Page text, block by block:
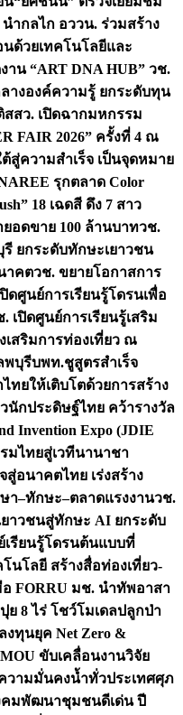
ำกลไก อววน. ร่วมสร้าง
ด้วยเทคโนโลยีและ
าน “ART DNA HUB” วช.
างองค์ความรู้ ยกระดับทุน
สสว. เปิดฉากมหกรรม
FAIR 2026” ครั้งที่ 4 ณ
สู่ความสำเร็จ เป็นจุดหมาย
รุกตลาด Color
18 เฉดสี ดึง 7 สาว
ยอดขาย 100 ล้านบาทวช.
ยกระดับทักษะเยาวชน
าคตวช. ขยายโอกาสการ
ดศูนย์การเรียนรู้โดรนเพื่อ
. เปิดศูนย์การเรียนรู้เสริม
เสริมการท่องเที่ยว ณ
พบุรีบพท.ชูสูตรสำเร็จ
ทยให้เติบโตด้วยการสร้าง
นักประดิษฐ์ไทย คว้ารางวัล
Invention Expo (JDIE
มไทยสู่เวทีนานาชา
อนาคตไทย เร่งสร้าง
ษา–ทักษะ–ตลาดแรงงานวช.
าวชนสู่ทักษะ AI ยกระดับ
เรียนรู้โดรนต้นแบบที่
นโลยี สร้างสื่อท่องเที่ยว-
FORRU มช. นำทัพอาสา
ย 8 ไร่ โชว์โมเดลปลูกป่า
ทุนยุค Net Zero &
ขับเคลื่อนงานวิจัย
วามมั่นคงน้ำทั่วประเทศศุภ
คมพัฒนาชุมชนดีเด่น ปี